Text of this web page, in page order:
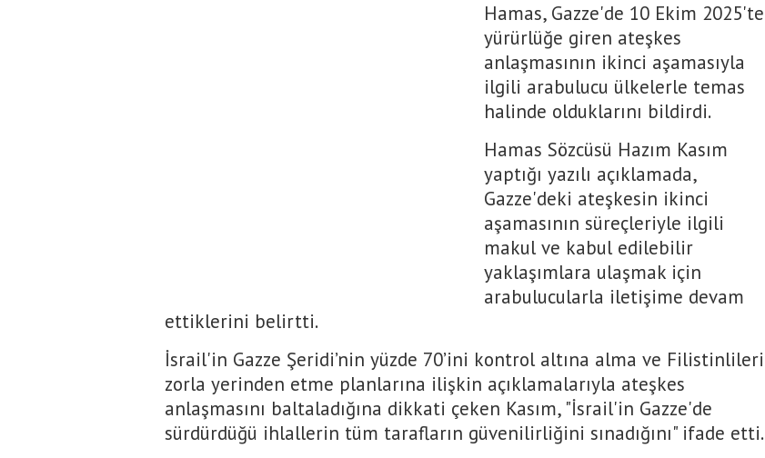
Hamas, Gazze'de 10 Ekim 2025'te
yürürlüğe giren ateşkes
anlaşmasının ikinci aşamasıyla
ilgili arabulucu ülkelerle temas
halinde olduklarını bildirdi.
Hamas Sözcüsü Hazım Kasım
yaptığı yazılı açıklamada,
Gazze'deki ateşkesin ikinci
aşamasının süreçleriyle ilgili
makul ve kabul edilebilir
yaklaşımlara ulaşmak için
arabulucularla iletişime devam
ettiklerini belirtti.
İsrail'in Gazze Şeridi’nin yüzde 70’ini kontrol altına alma ve Filistinlileri
zorla yerinden etme planlarına ilişkin açıklamalarıyla ateşkes
anlaşmasını baltaladığına dikkati çeken Kasım, "İsrail'in Gazze'de
sürdürdüğü ihlallerin tüm tarafların güvenilirliğini sınadığını" ifade etti.